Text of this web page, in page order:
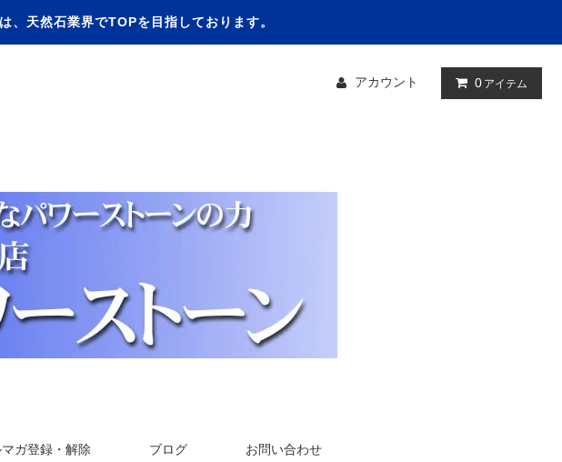
、天然石業界でTOPを目指しております。
アカウント 0 アイテム
マガ登録・解除 ブログ お問い合わせ